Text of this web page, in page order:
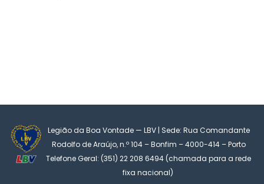
Legião da Boa Vontade — LBV | Sede: Rua Comandante
Rodolfo de Araújo, n.º 104 – Bonfim – 4000-414 – Porto
Telefone Geral: (351) 22 208 6494 (chamada para a rede
fixa nacional)